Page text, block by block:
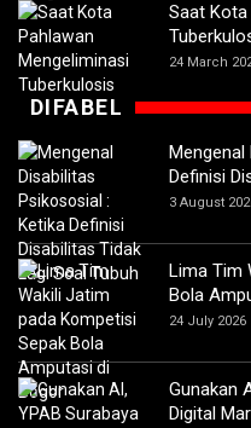
Saat
24 March
DIFABEL
Mengenal
Definisi
3 August
Lima Tim
Bola
24 July 2026
Gunakan
Digital